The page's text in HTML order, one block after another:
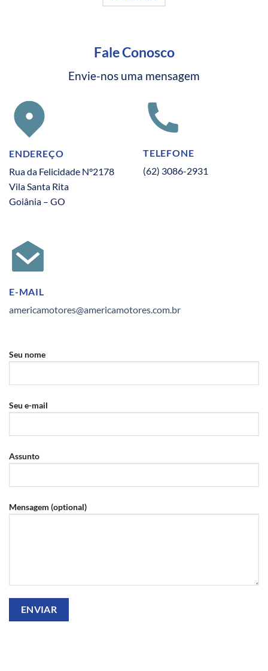
Fale Conosco
Envie-nos uma mensagem
ENDEREÇO
Rua da Felicidade N°2178
Vila Santa Rita
Goiânia – GO
TELEFONE
(62) 3086-2931
E-MAIL
americamotores@americamotores.com.br
Seu nome
Seu e-mail
Assunto
Mensagem (optional)